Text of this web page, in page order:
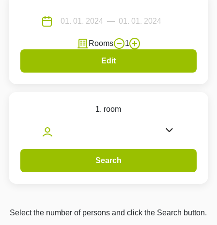
Rooms 1
Edit
1. room
Search
Select the number of persons and click the Search button.